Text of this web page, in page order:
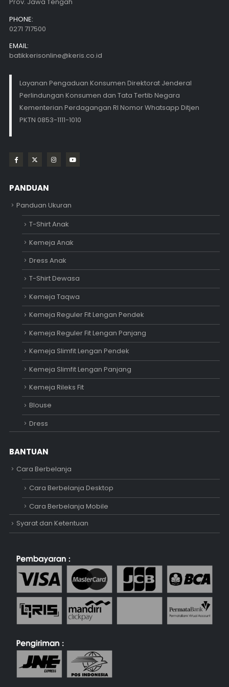
PHONE:
0271 717500
EMAIL:
batikkerisonline@keris.co.id
Layanan Pengaduan Konsumen Direktorat Jenderal
Perlindungan Konsumen dan Tata Tertib Negara
Kementerian Perdagangan RI Nomor Whatsapp Ditjen
PKTN 0853-1111-1010
PANDUAN
Panduan Ukuran
T-Shirt Anak
Kemeja Anak
Dress Anak
T-Shirt Dewasa
Kemeja Taqwa
Kemeja Reguler Fit Lengan Pendek
Kemeja Reguler Fit Lengan Panjang
Kemeja Slimfit Lengan Pendek
Kemeja Slimfit Lengan Panjang
Kemeja Rileks Fit
Blouse
Dress
BANTUAN
Cara Berbelanja
Cara Berbelanja Desktop
Cara Berbelanja Mobile
Syarat dan Ketentuan